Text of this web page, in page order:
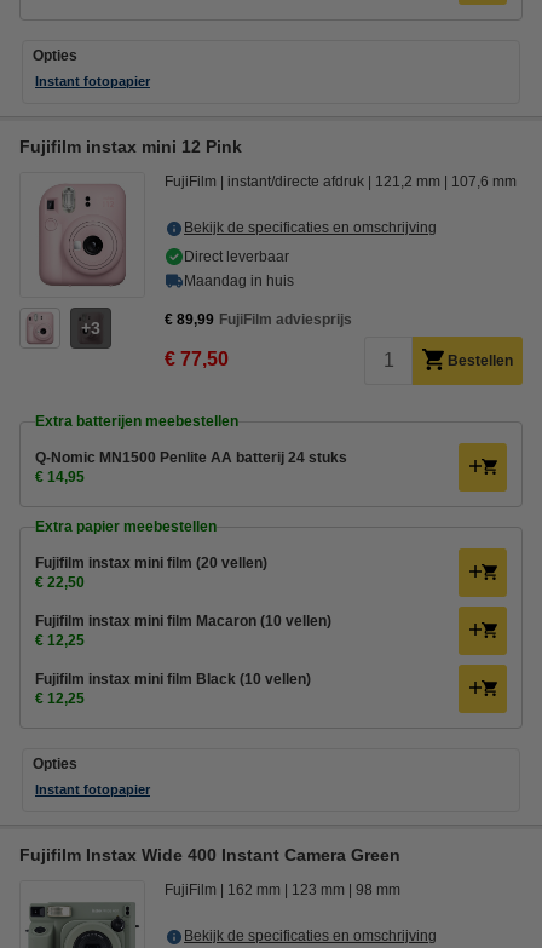
Opties
Instant fotopapier
Fujifilm instax mini 12 Pink
3
FujiFilm instant/directe afdruk 121,2 mm 107,6 mm
Bekijk de specificaties en omschrijving
Direct leverbaar
Maandag in huis
€ 89,99 FujiFilm adviesprijs
€ 77,50 Bestellen
Extra batterijen meebestellen
Q-Nomic MN1500 Penlite AA batterij 24 stuks
€ 14,95
Extra papier meebestellen
Fujifilm instax mini film (20 vellen)
€ 22,50
Fujifilm instax mini film Macaron (10 vellen)
€ 12,25
Fujifilm instax mini film Black (10 vellen)
€ 12,25
Opties
Instant fotopapier
Fujifilm Instax Wide 400 Instant Camera Green
FujiFilm 162 mm 123 mm 98 mm
Bekijk de specificaties en omschrijving